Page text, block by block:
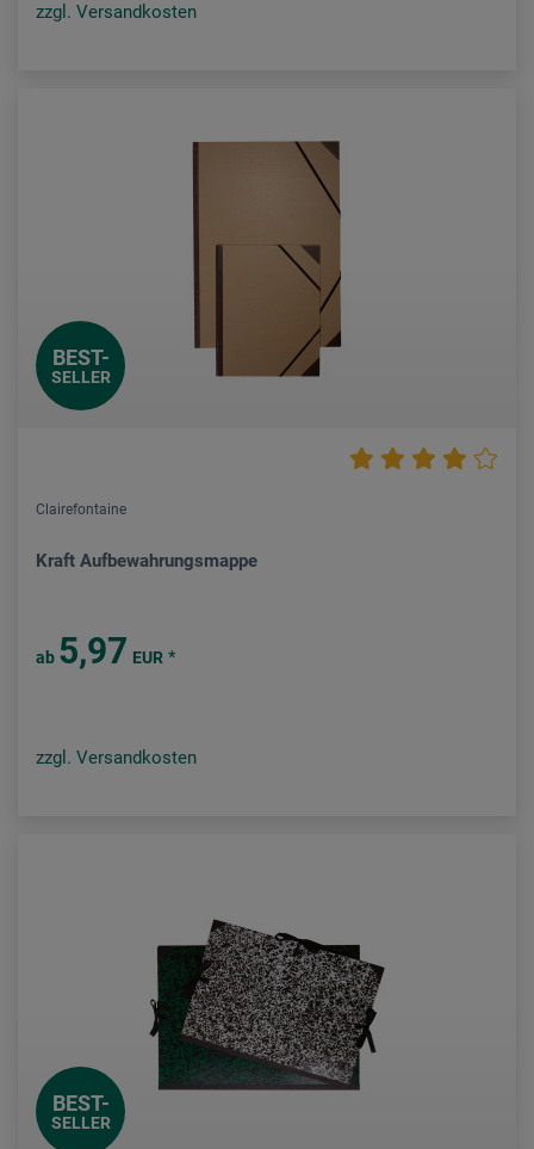
zzgl. Versandkosten
BEST-
SELLER
Clairefontaine
Kraft Aufbewahrungsmappe
ab 5,97 EUR *
zzgl. Versandkosten
BEST-
SELLER